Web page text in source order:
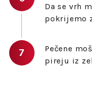
Da se vrh
pokrijemo
Pečene
pireju iz